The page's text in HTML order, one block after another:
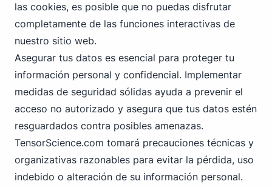
las cookies, es posible que no puedas disfrutar
completamente de las funciones interactivas de
nuestro sitio web.
Asegurar tus datos es esencial para proteger tu
información personal y confidencial. Implementar
medidas de seguridad sólidas ayuda a prevenir el
acceso no autorizado y asegura que tus datos estén
resguardados contra posibles amenazas.
TensorScience.com tomará precauciones técnicas y
organizativas razonables para evitar la pérdida, uso
indebido o alteración de su información personal.